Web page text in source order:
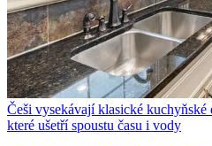
Češi vysekávají klasické
které ušetří spoustu času i vody